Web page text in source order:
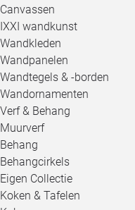
Canvassen
IXXI wandkunst
Wandkleden
Wandpanelen
Wandtegels & -borden
Wandornamenten
Verf & Behang
Muurverf
Behang
Behangcirkels
Eigen Collectie
Koken & Tafelen